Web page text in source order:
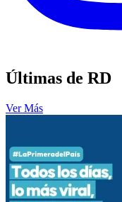
Últimas de RD
Ver Más